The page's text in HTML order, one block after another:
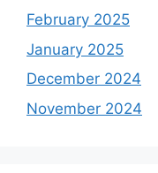
February 2025
January 2025
December 2024
November 2024